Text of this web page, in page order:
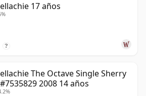
17 años
?
The Octave Single Sherry
2008 14 años